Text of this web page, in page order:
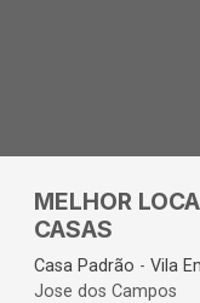
MELHOR
CASAS
Casa Padrão - Vila
Jose dos Campos